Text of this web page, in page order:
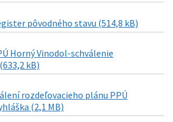
pôvodného stavu (514,8 kB)
Horný Vinodol-schválenie
kB)
rozdeľovacieho plánu PPÚ
(2,1 MB)